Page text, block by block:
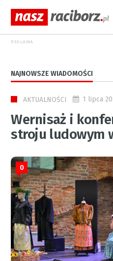
REKLAMA
NAJNOWSZE WIADOMOŚCI
AKTUALNOŚCI 1 lipca
Wernisaż i
stroju ludowym
0